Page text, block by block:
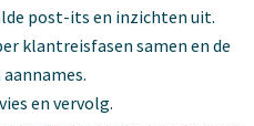
post-its en inzichten uit.
klantreisfasen samen en de
en vervolg.